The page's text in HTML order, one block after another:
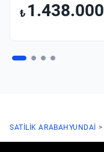
₺ 1.438.000
SATILIK ARABAHYUNDAI